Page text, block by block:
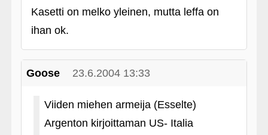
Kasetti on melko yleinen, mutta leffa on
ihan ok.
Goose 23.6.2004 13:33
Viiden miehen armeija (Esselte)
Argenton kirjoittaman US- Italia